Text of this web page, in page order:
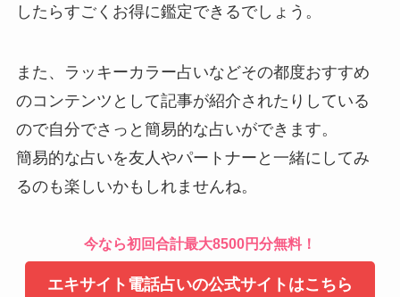
したらすごくお得に鑑定できるでしょう。
また、ラッキーカラー占いなどその都度おすすめ
のコンテンツとして記事が紹介されたりしている
ので自分でさっと簡易的な占いができます。
簡易的な占いを友人やパートナーと一緒にしてみ
るのも楽しいかもしれませんね。
今なら初回合計最大8500円分無料！
エキサイト電話占いの公式サイトはこちら